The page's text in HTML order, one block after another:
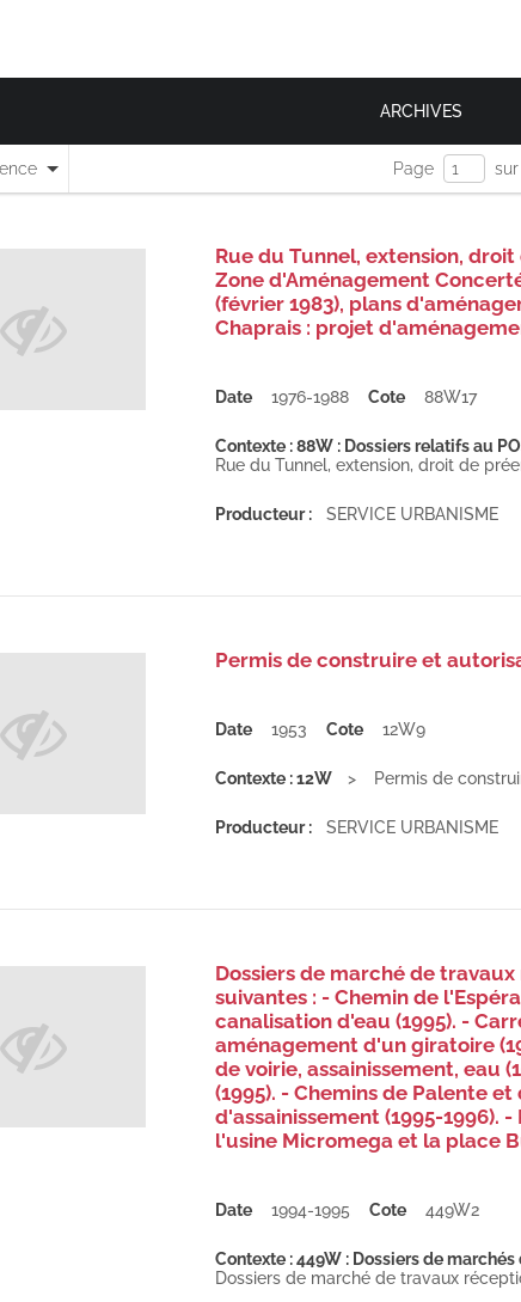
ARCHIVES
Page sur
Rue du Tunnel, extension,
Zone d'Aménagement
(février 1983), plans
Chaprais : projet
Date 1976-1988 Cote 88W17
Contexte : 88W : Dossiers relatifs au
Rue du Tunnel, extension, droit de
Producteur : SERVICE URBANISME
Permis de construire et
Date 1953 Cote 12W9
Contexte : 12W Permis de
Producteur : SERVICE URBANISME
Dossiers de marché de
suivantes : - Chemin de
canalisation d'eau (1995). -
aménagement d'un giratoire
de voirie, assainissement, eau
(1995). - Chemins de Palente
d'assainissement (1995-1996).
l'usine Micromega et la place
Date 1994-1995 Cote 449W2
Contexte : 449W : Dossiers de
Dossiers de marché de travaux